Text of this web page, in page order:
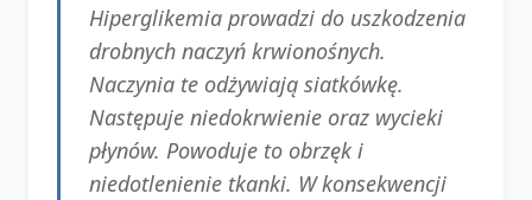
Hiperglikemia prowadzi do uszkodzenia
drobnych naczyń krwionośnych.
Naczynia te odżywiają siatkówkę.
Następuje niedokrwienie oraz wycieki
płynów. Powoduje to obrzęk i
niedotlenienie tkanki. W konsekwencji